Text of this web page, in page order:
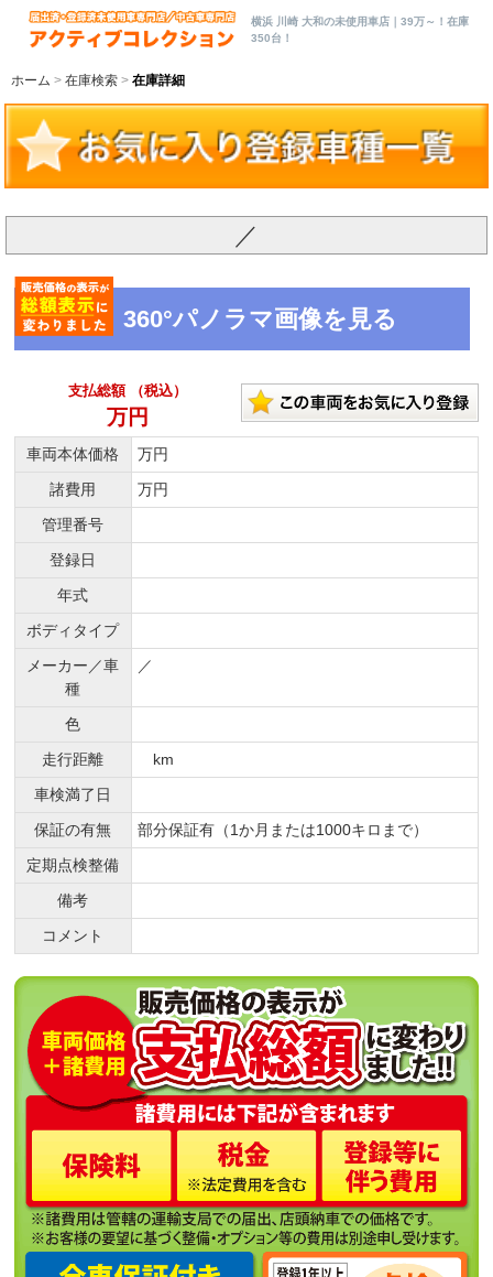
横浜 川崎 大和の未使用車店｜39万～！在庫
350台！
ホーム 在庫検索 在庫詳細
／
360°パノラマ画像を見る
支払総額 （税込）
万円
車両本体価格
万円
諸費用
万円
管理番号
登録日
年式
ボディタイプ
メーカー／車
種
／
色
走行距離
km
車検満了日
保証の有無
部分保証有（1か月または1000キロまで）
定期点検整備
備考
コメント